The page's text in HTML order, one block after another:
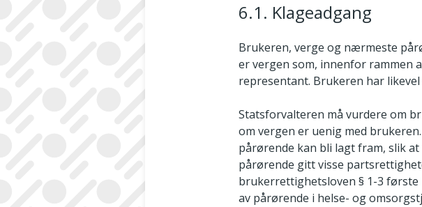
6.1. Klageadgang
Brukeren, verge og nærmeste
er vergen som, innenfor rammen
representant. Brukeren har
Statsforvalteren må vurdere om
om vergen er uenig med
pårørende kan bli lagt fram, slik
pårørende gitt visse
brukerrettighetsloven § 1-3 første
av pårørende i helse- og